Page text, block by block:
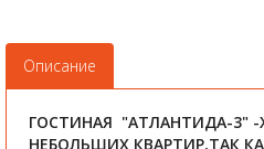
Описание
ГОСТИНАЯ "АТЛАНТИДА-3"
НЕБОЛЬШИХ КВАРТИР,ТАК